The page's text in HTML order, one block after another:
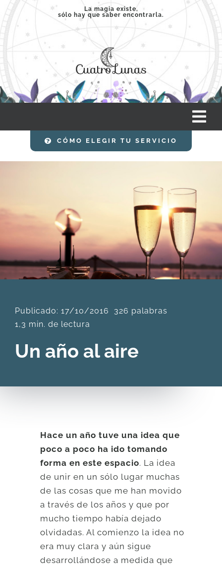
Saltar
contenido
La magia existe,
sólo hay que saber encontrarla.
INICIO
PRODUCTOS
ARTÍCULOS
ACERCA
CÓMO ELEGIR TU SERVICIO
Publicado: 17/10/2016
326 palabras
1,3 min. de lectura
Un año al aire
Hace un año tuve una idea que
poco a poco ha ido tomando
forma en este espacio. La idea
de unir en un sólo lugar muchas
de las cosas que me han movido
a través de los años y que por
mucho tiempo había dejado
olvidadas. Al comienzo la idea no
era muy clara y aún sigue
desarrollándose a medida que